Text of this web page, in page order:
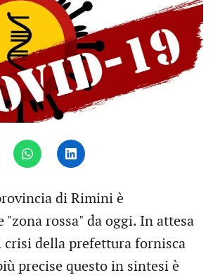
di Rimini è
rossa" da oggi. In attesa
crisi della prefettura fornisca
precise questo in sintesi è